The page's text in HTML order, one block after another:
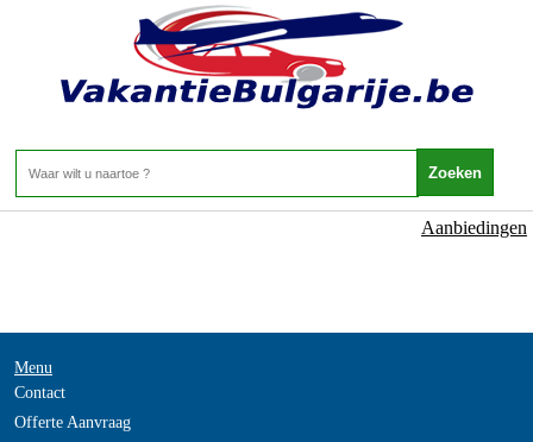
Home>
Aanbiedingen
Menu
Contact
Offerte Aanvraag